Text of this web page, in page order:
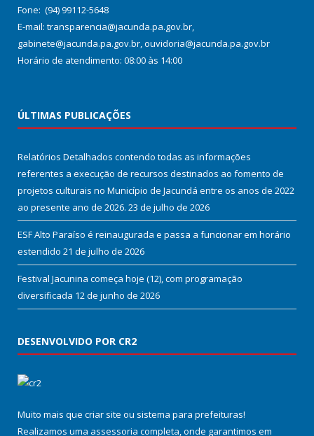
Fone: (94) 99112-5648
E-mail: transparencia@jacunda.pa.gov.br,
gabinete@jacunda.pa.gov.br, ouvidoria@jacunda.pa.gov.br
Horário de atendimento: 08:00 às 14:00
ÚLTIMAS PUBLICAÇÕES
Relatórios Detalhados contendo todas as informações
referentes a execução de recursos destinados ao fomento de
projetos culturais no Município de Jacundá entre os anos de 2022
ao presente ano de 2026. 23 de julho de 2026
ESF Alto Paraíso é reinaugurada e passa a funcionar em horário
estendido 21 de julho de 2026
Festival Jacunina começa hoje (12), com programação
diversificada 12 de junho de 2026
DESENVOLVIDO POR CR2
Muito mais que criar site ou sistema para prefeituras!
Realizamos uma assessoria completa, onde garantimos em